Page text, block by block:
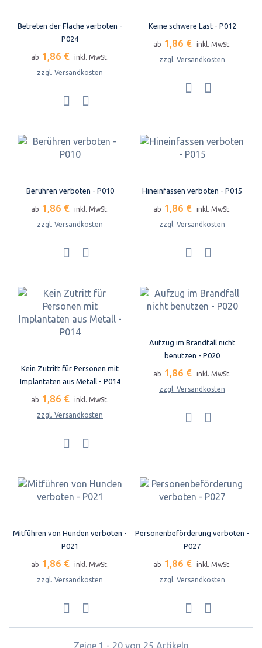
Betreten der Fläche verboten -
P024
ab 1,86 €
inkl. MwSt.
zzgl. Versandkosten
Keine schwere Last - P012
ab 1,86 €
inkl. MwSt.
zzgl. Versandkosten
Berühren verboten - P010
ab 1,86 €
inkl. MwSt.
zzgl. Versandkosten
Hineinfassen verboten - P015
ab 1,86 €
inkl. MwSt.
zzgl. Versandkosten
Kein Zutritt für Personen mit
Implantaten aus Metall - P014
ab 1,86 €
inkl. MwSt.
zzgl. Versandkosten
Aufzug im Brandfall nicht
benutzen - P020
ab 1,86 €
inkl. MwSt.
zzgl. Versandkosten
Mitführen von Hunden verboten -
P021
ab 1,86 €
inkl. MwSt.
zzgl. Versandkosten
Personenbeförderung verboten -
P027
ab 1,86 €
inkl. MwSt.
zzgl. Versandkosten
Zeige 1 - 20 von 25 Artikeln